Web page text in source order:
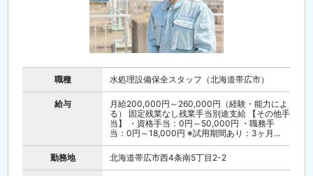
職種 水処理設備保全スタッフ（北海道帯広市）
給与
月給200,000円～260,000円（経験・能力によ
る） 固定残業なし残業手当別途支給 【その他手
当】 ・資格手当：0円～50,000円 ・職務手
当：0円～18,000円 ※試用期間あり：3ヶ月...
勤務地 北海道帯広市西4条南5丁目2-2